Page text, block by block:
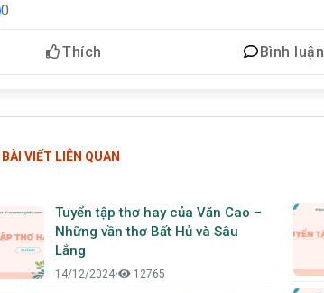
0
Thích Bình luận
BÀI VIẾT LIÊN QUAN
Tuyển tập thơ hay của Văn Cao –
Những vần thơ Bất Hủ và Sâu
Lắng
14/12/2024• 12765